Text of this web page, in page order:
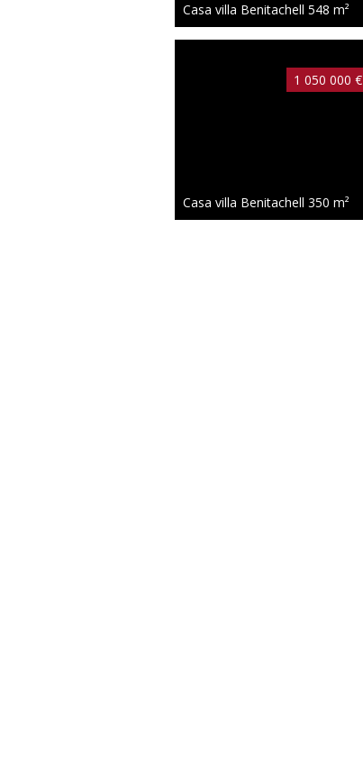
Casa villa Benitachell 548 m²
1 050 000 €
Casa villa Benitachell 350 m²